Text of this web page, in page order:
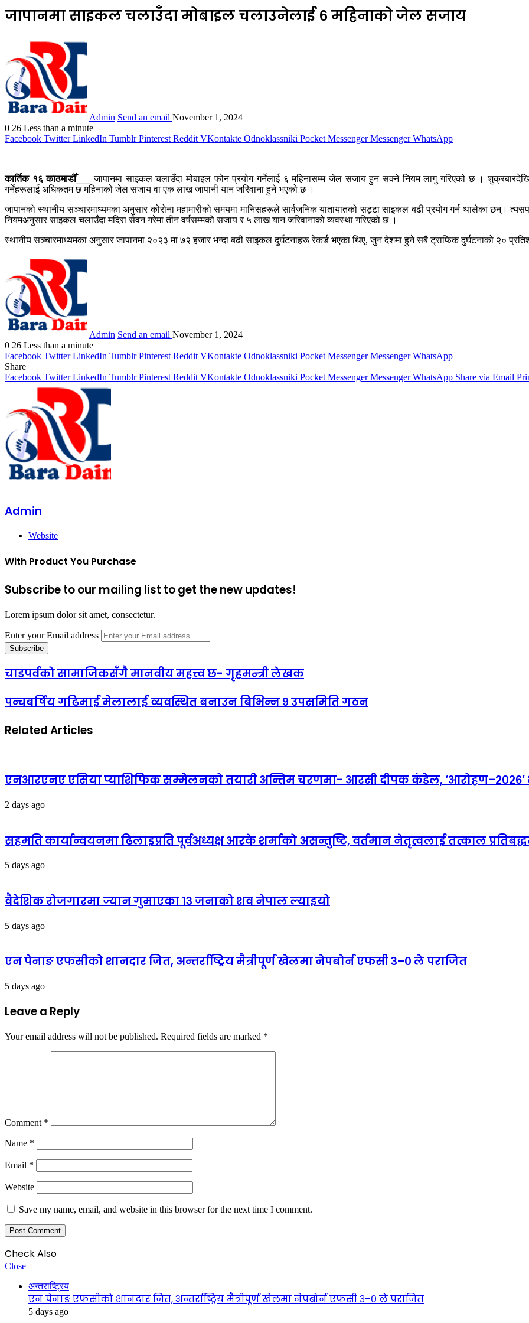
जापानमा साइकल चलाउँदा मोबाइल चलाउनेलाई ६ महिनाको जेल सजाय
Admin Send an email November 1, 2024
0 26 Less than a minute
Facebook Twitter LinkedIn Tumblr Pinterest Reddit VKontakte Odnoklassniki Pocket Messenger Messenger WhatsApp
कार्तिक १६ काठमाडौँ___
जापानमा साइकल चलाउँदा मोबाइल फोन प्रयोग गर्नेलाई ६ महिनासम्म जेल सजाय हुन सक्ने नियम लागु गरिएको छ ।
गर्नेहरूलाई अधिकतम छ महिनाको जेल सजाय वा एक लाख जापानी यान जरिवाना हुने भएको छ ।
जापानको स्थानीय सञ्चारमाध्यमका अनुसार कोरोना महामारीको समयमा मानिसहरूले सार्वजनिक यातायातको सट्टा साइकल बढी प्रयोग गर्न थालेका छन्।
नियमअनुसार साइकल चलाउँदा मदिरा सेवन गरेमा तीन वर्षसम्मको सजाय र ५ लाख यान जरिवानाको व्यवस्था गरिएको छ ।
स्थानीय सञ्चारमाध्यमका अनुसार जापानमा २०२३ मा ७२ हजार भन्दा बढी साइकल दुर्घटनाहरू रेकर्ड भएका थिए, जुन देशमा हुने सबै ट्राफिक दुर्घटनाको २०
Admin Send an email November 1, 2024
0 26 Less than a minute
Facebook Twitter LinkedIn Tumblr Pinterest Reddit VKontakte Odnoklassniki Pocket Messenger Messenger WhatsApp
Share
Facebook Twitter LinkedIn Tumblr Pinterest Reddit VKontakte Odnoklassniki Pocket Messenger Messenger WhatsApp Share via Email
Admin
Website
With Product You Purchase
Subscribe to our mailing list to get the new updates!
Lorem ipsum dolor sit amet, consectetur.
Enter your Email address
चाडपर्वको सामाजिकसँगै मानवीय महत्त्व छ- गृहमन्त्री लेखक
पन्चबर्षिय गढिमाई मेलालाई व्यवस्थित बनाउन बिभिन्न ९ उपसमिति गठन
Related Articles
एनआरएनए एसिया प्याशिफिक सम्मेलनको तयारी अन्तिम चरणमा- आरसी दीपक कंडेल,
2 days ago
सहमति कार्यान्वयनमा ढिलाइप्रति पूर्वअध्यक्ष आरके शर्माको असन्तुष्टि, वर्तमान नेतृत्वलाई तत्काल
5 days ago
वैदेशिक रोजगारमा ज्यान गुमाएका १३ जनाको शव नेपाल ल्याइयो
5 days ago
एन पेनाङ एफसीको शानदार जित, अन्तर्राष्ट्रिय मैत्रीपूर्ण खेलमा नेपबोर्न एफसी ३–० ले पराजित
5 days ago
Leave a Reply
Your email address will not be published. Required fields are marked *
Comment *
Name *
Email *
Website
Save my name, email, and website in this browser for the next time I comment.
Check Also
Close
अन्तराष्ट्रिय
एन पेनाङ एफसीको शानदार जित, अन्तर्राष्ट्रिय मैत्रीपूर्ण खेलमा नेपबोर्न एफसी ३–० ले पराजित
5 days ago